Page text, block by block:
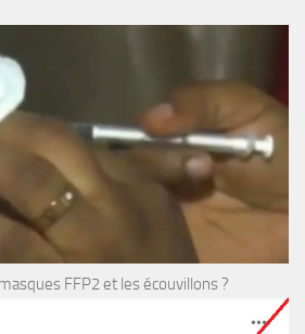
FFP2 et les écouvillons ?